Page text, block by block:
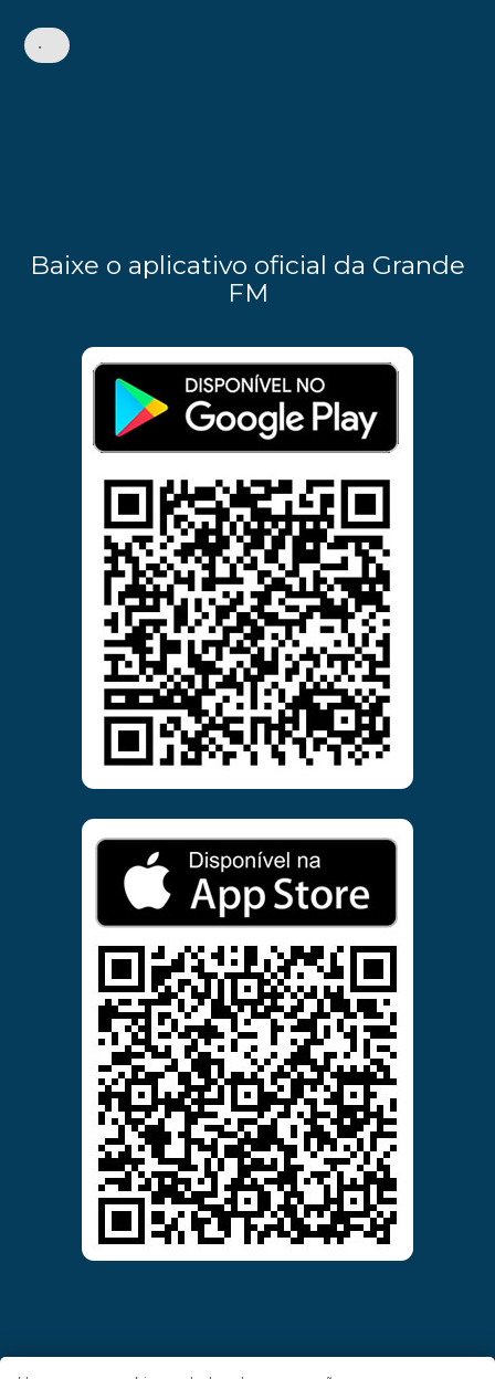
•
Baixe o aplicativo oficial da Grande
FM